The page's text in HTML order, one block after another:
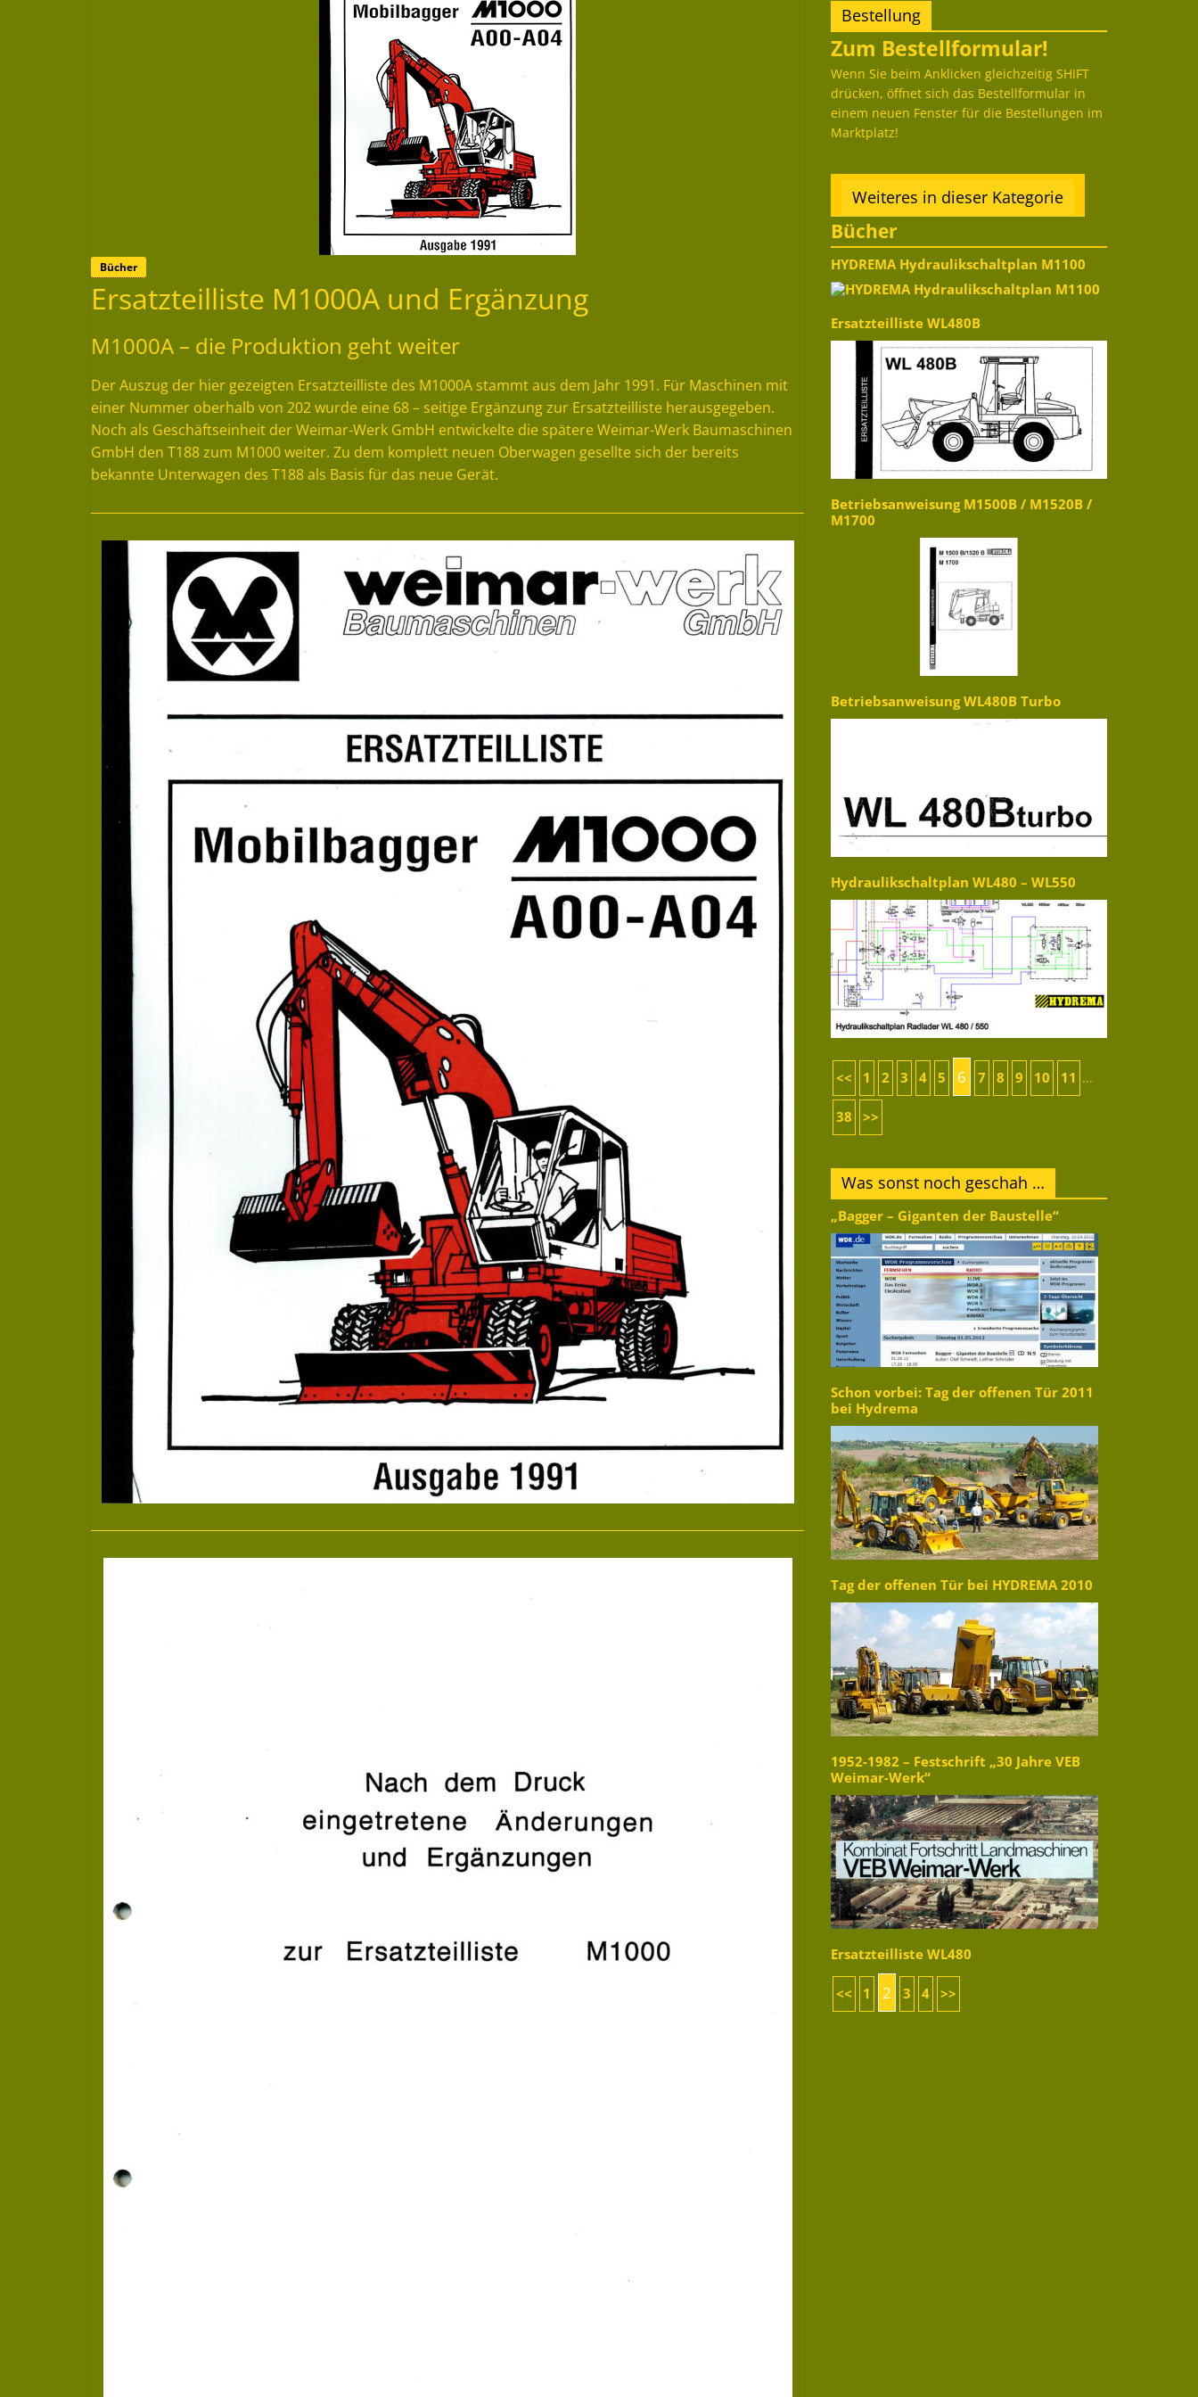
Bücher
Ersatzteilliste M1000A und Ergänzung
M1000A – die Produktion geht weiter
Der Auszug der hier gezeigten Ersatzteilliste des M1000A stammt aus dem Jahr 1991. Für Maschinen mit
einer Nummer oberhalb von 202 wurde eine 68 – seitige Ergänzung zur Ersatzteilliste herausgegeben.
Noch als Geschäftseinheit der Weimar-Werk GmbH entwickelte die spätere Weimar-Werk Baumaschinen
GmbH den T188 zum M1000 weiter. Zu dem komplett neuen Oberwagen gesellte sich der bereits
bekannte Unterwagen des T188 als Basis für das neue Gerät.
Bestellung
Zum Bestellformular!
Wenn Sie beim Anklicken gleichzeitig SHIFT
drücken, öffnet sich das Bestellformular in
einem neuen Fenster für die Bestellungen im
Marktplatz!
Weiteres in dieser Kategorie
Bücher
HYDREMA Hydraulikschaltplan M1100
Ersatzteilliste WL480B
Betriebsanweisung M1500B / M1520B /
M1700
Betriebsanweisung WL480B Turbo
Hydraulikschaltplan WL480 – WL550
<< 1 2 3 4 5 6 7 8 9 10 11 ...
38 >>
Was sonst noch geschah …
„Bagger – Giganten der Baustelle“
Schon vorbei: Tag der offenen Tür 2011
bei Hydrema
Tag der offenen Tür bei HYDREMA 2010
1952-1982 – Festschrift „30 Jahre VEB
Weimar-Werk“
Ersatzteilliste WL480
<< 1 2 3 4 >>